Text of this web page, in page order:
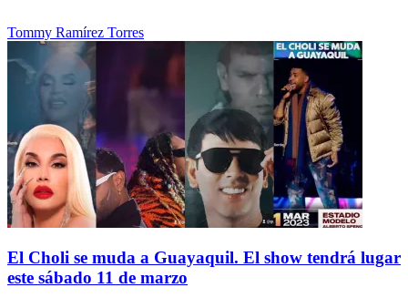
Tommy Ramírez Torres
El Choli se muda a Guayaquil. El show tendrá lugar
este sábado 11 de marzo